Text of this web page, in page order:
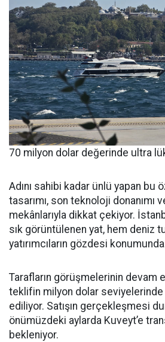
70 milyon dolar değerinde ultra
Adını sahibi kadar ünlü yapan bu
tasarımı, son teknoloji donanımı
mekânlarıyla dikkat çekiyor.
sık görüntülenen yat, hem deniz
yatırımcıların gözdesi
Tarafların görüşmelerinin devam
teklifin milyon dolar
ediliyor. Satışın gerçekleşmesi
önümüzdeki aylarda Kuveyt’e
bekleniyor.